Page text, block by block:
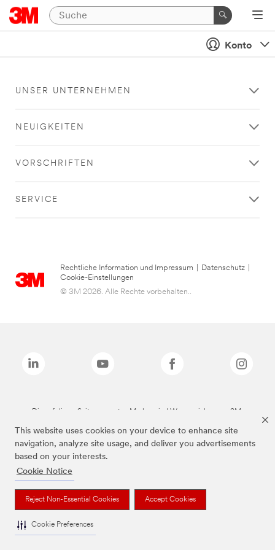
This website uses cookies on your device to enhance site
navigation, analyze site usage, and deliver you advertisements
based on your interests.
Cookie Notice
Reject Non-Essential Cookies Accept Cookies
Cookie Preferences
Konto
UNSER UNTERNEHMEN
NEUIGKEITEN
VORSCHRIFTEN
SERVICE
Rechtliche Information und Impressum Datenschutz
Cookie-Einstellungen
© 3M 2026. Alle Rechte vorbehalten..
Die auf dieser Seite genannten Marken sind Warenzeichen von 3M.